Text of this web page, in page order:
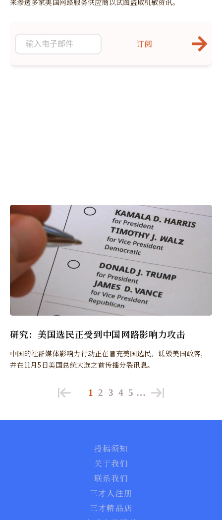
研究：美国选民正受到中国网路影响力攻击
中国的社群媒体影响力行动正在冒充美国选民，诋毁美国政客，
并在11月5日美国总统大选之前传播分裂讯息。
订阅
1 2 3 4 5 …
投稿须知
关于我们
联系我们
三才人注册
三才精品店